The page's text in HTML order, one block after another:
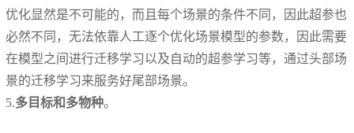
优化显然是不可能的，而且每个场景的条件不同，因此超参也
必然不同，无法依靠人工逐个优化场景模型的参数，因此需要
在模型之间进行迁移学习以及自动的超参学习等，通过头部场
景的迁移学习来服务好尾部场景。
5.多目标和多物种。